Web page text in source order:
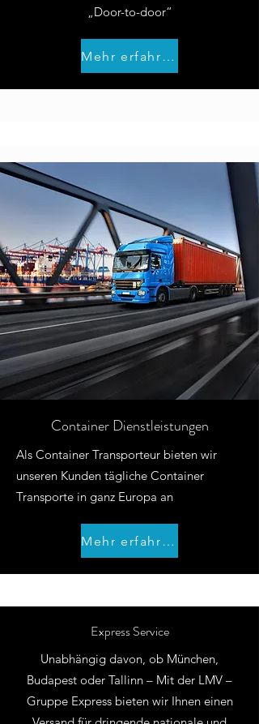
„Door-to-door“
Mehr erfahren
Container Dienstleistungen
Als Container Transporteur bieten wir
unseren Kunden tägliche Container
Transporte in ganz Europa an
Mehr erfahren
Express Service
Unabhängig davon, ob München,
Budapest oder Tallinn – Mit der LMV –
Gruppe Express bieten wir Ihnen einen